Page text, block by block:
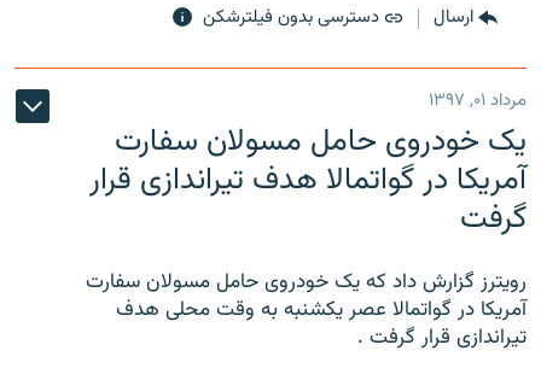
ارسال دسترسی بدون فیلترشکن
مرداد ۰۱, ۱۳۹۷
یک خودروی حامل مسولان سفارت
آمریکا در گواتمالا هدف تیراندازی قرار
گرفت
رویترز گزارش داد که یک خودروی حامل مسولان سفارت
آمریکا در گواتمالا عصر یکشنبه به وقت محلی هدف
تیراندازی قرار گرفت .